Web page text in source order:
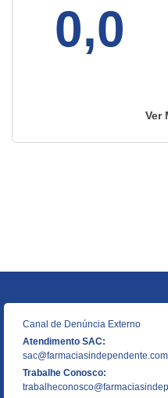
0,0
Ver
Canal de Denúncia Externo
Atendimento SAC:
Trabalhe Conosco: